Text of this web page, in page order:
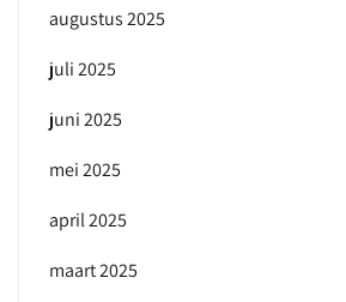
augustus 2025
juli 2025
juni 2025
mei 2025
april 2025
maart 2025